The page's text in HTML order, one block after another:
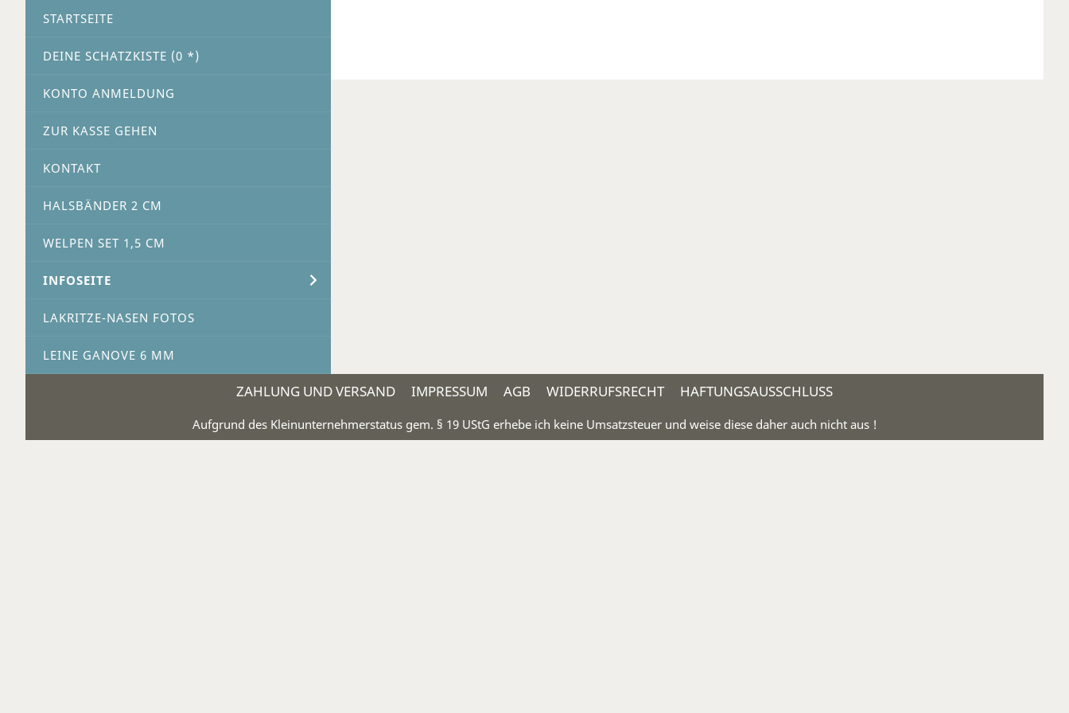
STARTSEITE
DEINE SCHATZKISTE (0 *)
KONTO ANMELDUNG
ZUR KASSE GEHEN
KONTAKT
HALSBÄNDER 2 CM
WELPEN SET 1,5 CM
INFOSEITE
LAKRITZE-NASEN FOTOS
LEINE GANOVE 6 MM
ZAHLUNG UND VERSAND IMPRESSUM AGB WIDERRUFSRECHT HAFTUNGSAUSSCHLUSS
Aufgrund des Kleinunternehmerstatus gem. § 19 UStG erhebe ich keine Umsatzsteuer und weise diese daher auch nicht aus !